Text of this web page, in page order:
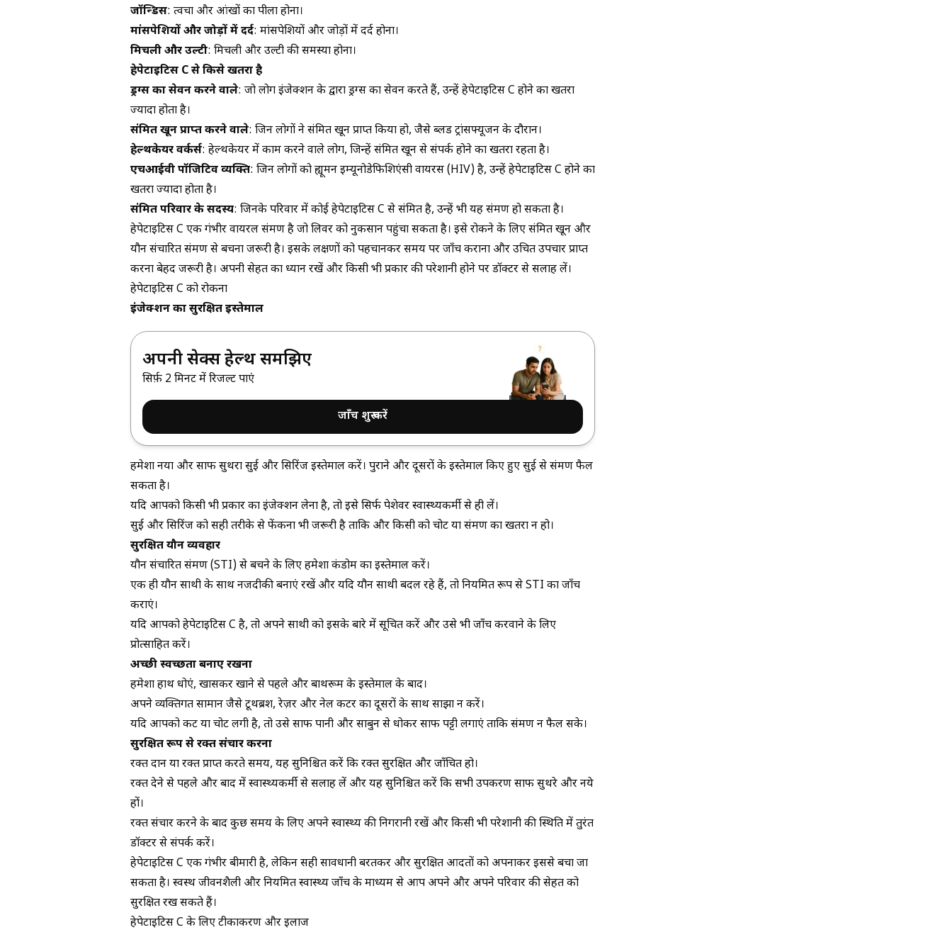
जॉन्डिस: त्वचा और आंखों का पीला होना।
मांसपेशियों और जोड़ों में दर्द: मांसपेशियों और जोड़ों में दर्द होना।
मिचली और उल्टी: मिचली और उल्टी की समस्या होना।
हेपेटाइटिस C से किसे खतरा है
ड्रग्स का सेवन करने वाले: जो लोग इंजेक्शन के द्वारा ड्रग्स का सेवन करते हैं, उन्हें हेपेटाइटिस C होने का खतरा
ज्यादा होता है।
संक्रमित खून प्राप्त करने वाले: जिन लोगों ने संक्रमित खून प्राप्त किया हो, जैसे ब्लड ट्रांसफ्यूजन के दौरान।
हेल्थकेयर वर्कर्स: हेल्थकेयर में काम करने वाले लोग, जिन्हें संक्रमित खून से संपर्क होने का खतरा रहता है।
एचआईवी पॉजिटिव व्यक्ति: जिन लोगों कोह्यूमन इम्यूनोडेफिशिएंसी वायरस (HIV)है, उन्हें हेपेटाइटिस C होने का
खतरा ज्यादा होता है।
संक्रमित परिवार के सदस्य: जिनके परिवार में कोई हेपेटाइटिस C से संक्रमित है, उन्हें भी यह संक्रमण हो सकता है।
हेपेटाइटिस C एक गंभीर वायरल संक्रमण है जो लिवर को नुकसान पहुंचा सकता है। इसे रोकने के लिए संक्रमित खून और
यौन संचारित संक्रमण से बचना जरूरी है। इसके लक्षणों को पहचानकर समय पर जाँच कराना और उचित उपचार प्राप्त
करना बेहद जरूरी है। अपनी सेहत का ध्यान रखें और किसी भी प्रकार की परेशानी होने पर डॉक्टर से सलाह लें।
हेपेटाइटिस C को रोकना
इंजेक्शन का सुरक्षित इस्तेमाल
अपनी सेक्स हेल्थ समझिए
सिर्फ़ 2 मिनट में रिजल्ट पाएं
जाँच शुरू करें
हमेशा नया और साफ सुथरा सुई और सिरिंज इस्तेमाल करें। पुराने और दूसरों के इस्तेमाल किए हुए सुई से संक्रमण फैल
सकता है।
यदि आपको किसी भी प्रकार का इंजेक्शन लेना है, तो इसे सिर्फ पेशेवर स्वास्थ्यकर्मी से ही लें।
सुई और सिरिंज को सही तरीके से फेंकना भी जरूरी है ताकि और किसी को चोट या संक्रमण का खतरा न हो।
सुरक्षित यौन व्यवहार
यौन संचारित संक्रमण (STI)से बचने के लिए हमेशा कंडोम का इस्तेमाल करें।
एक ही यौन साथी के साथ नजदीकी बनाएं रखें और यदि यौन साथी बदल रहे हैं, तो नियमित रूप से STI का जाँच
कराएं।
यदि आपको हेपेटाइटिस C है, तो अपने साथी को इसके बारे में सूचित करें और उसे भी जाँच करवाने के लिए
प्रोत्साहित करें।
अच्छी स्वच्छता बनाए रखना
हमेशा हाथ धोएं, खासकर खाने से पहले और बाथरूम के इस्तेमाल के बाद।
अपने व्यक्तिगत सामान जैसे टूथब्रश, रेज़र और नेल कटर का दूसरों के साथ साझा न करें।
यदि आपको कट या चोट लगी है, तो उसे साफ पानी और साबुन से धोकर साफ पट्टी लगाएं ताकि संक्रमण न फैल सके।
सुरक्षित रूप से रक्तसंचार करना
रक्त दान या रक्त प्राप्त करते समय, यह सुनिश्चित करें कि रक्त सुरक्षित और जाँचित हो।
रक्त देने से पहले और बाद में स्वास्थ्यकर्मी से सलाह लें और यह सुनिश्चित करें कि सभी उपकरण साफ सुथरे और नये
हों।
रक्त संचार करने के बाद कुछ समय के लिए अपने स्वास्थ्य की निगरानी रखें और किसी भी परेशानी की स्थिति में तुरंत
डॉक्टर से संपर्क करें।
हेपेटाइटिस C एक गंभीर बीमारी है, लेकिन सही सावधानी बरतकर और सुरक्षित आदतों को अपनाकर इससे बचा जा
सकता है। स्वस्थ जीवनशैली और नियमित स्वास्थ्य जाँच के माध्यम से आप अपने और अपने परिवार की सेहत को
सुरक्षित रख सकते हैं।
हेपेटाइटिस C के लिए टीकाकरण और इलाज